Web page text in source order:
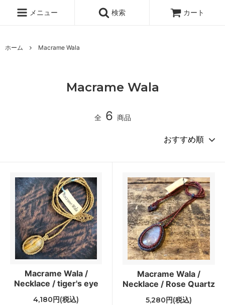
メニュー 検索 カート
ホーム Macrame Wala
Macrame Wala
全 6 商品
Macrame Wala /
Necklace / tiger's eye
4,180円(税込)
Macrame Wala /
Necklace / Rose Quartz
5,280円(税込)